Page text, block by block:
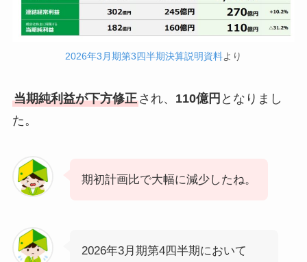
2026年3月期第3四半期決算説明資料より
当期純利益が下方修正され、 110億円 となりまし
た。
期初計画比で大幅に減少したね。
2026年3月期第4四半期において